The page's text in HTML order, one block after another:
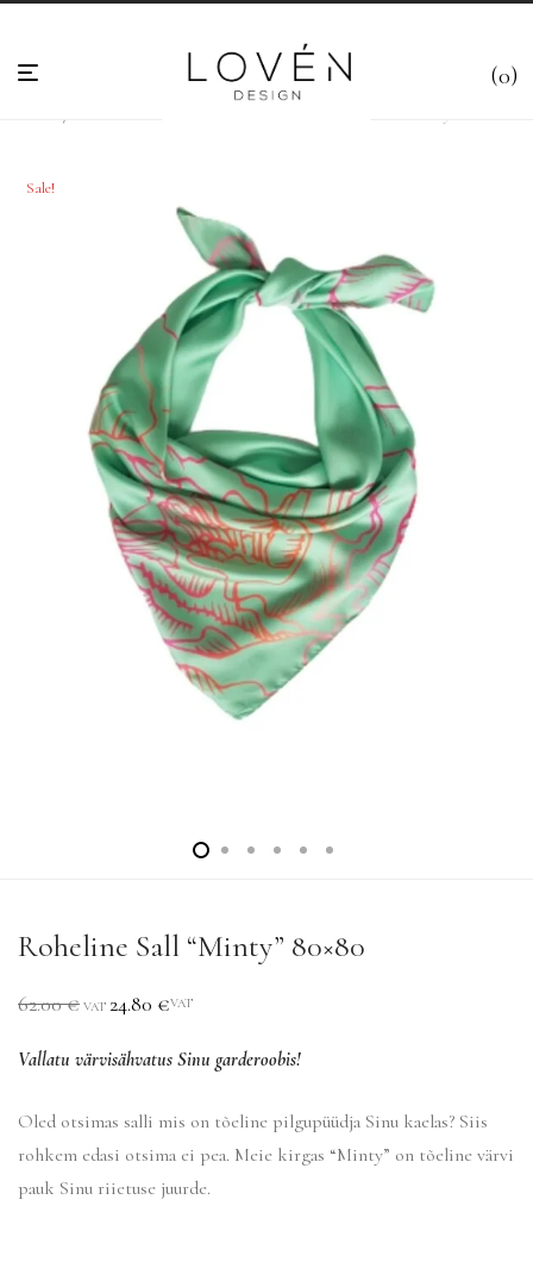
0
Sale!
Roheline Sall “Minty” 80×80
62.00€ VAT 24.80 €VAT
Vallatu värvisähvatus Sinu garderoobis!
Oled otsimas salli mis on tõeline pilgupüüdja Sinu kaelas? Siis
rohkem edasi otsima ei pea. Meie kirgas “Minty” on tõeline värvi
pauk Sinu riietuse juurde.